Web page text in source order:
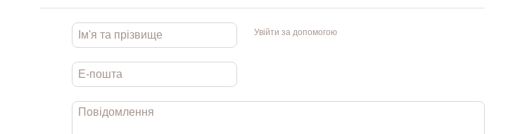
Увійти за допомогою